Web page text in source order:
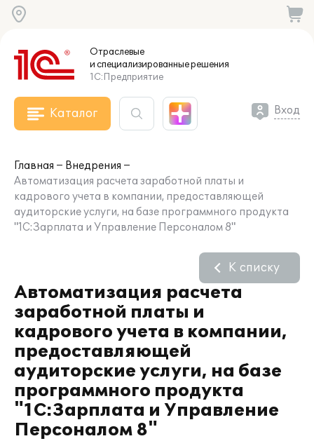
Отраслевые
и специализированныерешения
1С:Предприятие
Каталог Вход
Главная
Внедрения
Автоматизация расчета заработной платы и
кадрового учета в компании, предоставляющей
аудиторские услуги, на базе программного продукта
"1С:Зарплата и Управление Персоналом 8"
Автоматизация расчета
заработной платы и
кадрового учета в компании,
предоставляющей
аудиторские услуги, на базе
программного продукта
"1С:Зарплата и Управление
Персоналом 8"
К списку